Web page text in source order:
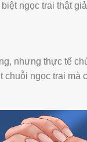
ngọc trai thật
nhưng thực tế
chuỗi ngọc trai